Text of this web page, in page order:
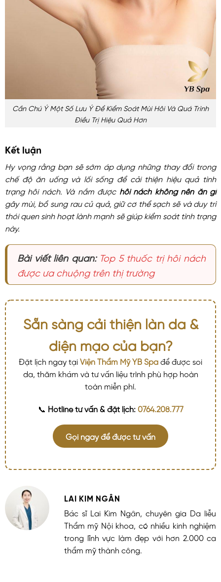
Cần Chú Ý Một Số Lưu Ý Để Kiểm Soát Mùi Hôi Và Quá Trình
Điều Trị Hiệu Quả Hơn
Kết luận
Hy vọng rằng bạn sẽ sớm áp dụng những thay đổi trong
chế độ ăn uống và lối sống để cải thiện hiệu quả tình
trạng hôi nách. Và nắm được hôi nách không nên ăn gì
gây mùi, bổ sung rau củ quả, giữ cơ thể sạch sẽ và duy trì
thói quen sinh hoạt lành mạnh sẽ giúp kiểm soát tình trạng
này.
Bài viết liên quan: Top 5 thuốc trị hôi nách
được ưa chuộng trên thị trường
Sẵn sàng cải thiện làn da &
diện mạo của bạn?
Đặt lịch ngay tại Viện Thẩm Mỹ YB Spa để được soi
da, thăm khám và tư vấn liệu trình phù hợp hoàn
toàn miễn phí.
📞 Hotline tư vấn & đặt lịch: 0764.208.777
Gọi ngay để được tư vấn
LAI KIM NGÂN
Bác sĩ Lai Kim Ngân, chuyên gia Da liễu
Thẩm mỹ Nội khoa, có nhiều kinh nghiệm
trong lĩnh vực làm đẹp với hơn 2.000 ca
thẩm mỹ thành công.